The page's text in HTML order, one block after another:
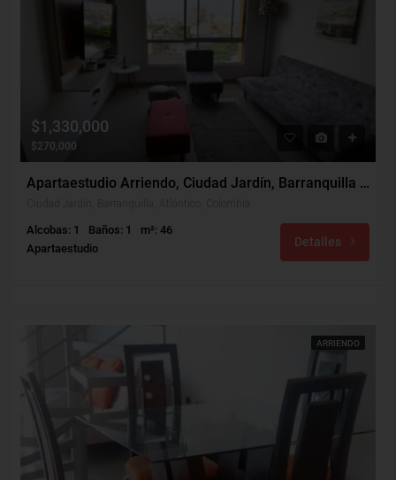
$1,330,000
$270,000
Apartaestudio Arriendo, Ciudad Jardín, Barranquilla (31426)
Alcobas: 1 Baños: 1
m²: 46
Apartaestudio
Detalles
ARRIENDO